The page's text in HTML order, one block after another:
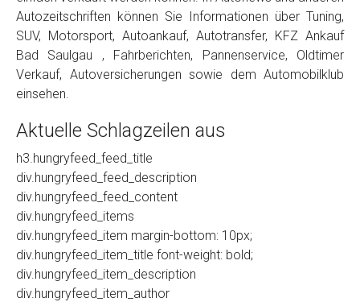
Autozeitschriften können Sie Informationen über Tuning,
SUV, Motorsport, Autoankauf, Autotransfer, KFZ Ankauf
Bad Saulgau , Fahrberichten, Pannenservice, Oldtimer
Verkauf, Autoversicherungen sowie dem Automobilklub
einsehen.
Aktuelle Schlagzeilen aus
h3.hungryfeed_feed_title
div.hungryfeed_feed_description
div.hungryfeed_feed_content
div.hungryfeed_items
div.hungryfeed_item margin-bottom: 10px;
div.hungryfeed_item_title font-weight: bold;
div.hungryfeed_item_description
div.hungryfeed_item_author